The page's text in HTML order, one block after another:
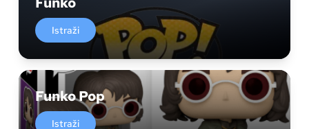
Istraži
Funko Pop
Istraži